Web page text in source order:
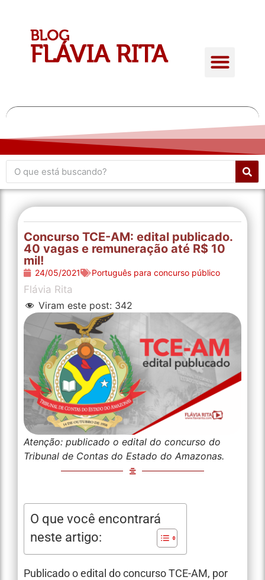
Concurso TCE-AM: edital publicado.
40 vagas e remuneração até R$ 10
mil!
24/05/2021 Português para concurso público
Flávia Rita
Viram este post: 342
Atenção: publicado o edital do concurso do
Tribunal de Contas do Estado do Amazonas.
O que você encontrará
neste artigo:
Publicado o edital do concurso TCE-AM, por